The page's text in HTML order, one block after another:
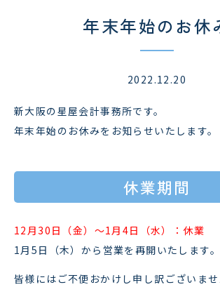
年末年始のお休
2022.12.20
新大阪の星屋会計事務所です。
年末年始のお休みをお知らせいたします。
休業期間
12月30日（金）～1月4日（水）：休業
1月5日（木）から営業を再開いたします。
皆様にはご不便おかけし申し訳ございませ